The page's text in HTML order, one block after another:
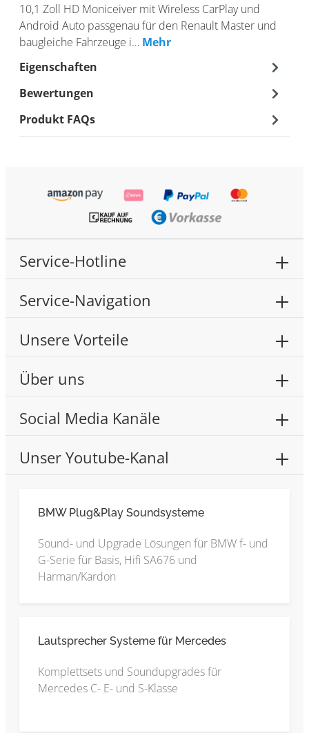
10,1 Zoll HD Moniceiver mit Wireless CarPlay und
Android Auto passgenau für den Renault Master und
baugleiche Fahrzeuge i… Mehr
Eigenschaften
Bewertungen
Produkt FAQs
Service-Hotline
Service-Navigation
Unsere Vorteile
Über uns
Social Media Kanäle
Unser Youtube-Kanal
BMW Plug&Play Soundsysteme
Sound- und Upgrade Lösungen für BMW f- und
G-Serie für Basis, Hifi SA676 und
Harman/Kardon
Lautsprecher Systeme für Mercedes
Komplettsets und Soundupgrades für
Mercedes C- E- und S-Klasse